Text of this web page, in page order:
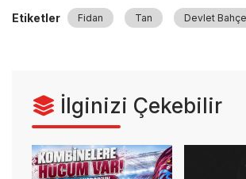
Etiketler Fidan Tan Devlet
İlginizi Çekebilir